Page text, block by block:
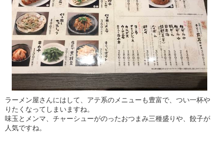
ラーメン屋さんにはして、アテ系のメニューも豊富で、つい一杯や
りたくなってしまいますね。
味玉とメンマ、チャーシューがのったおつまみ三種盛りや、餃子が
人気ですね。